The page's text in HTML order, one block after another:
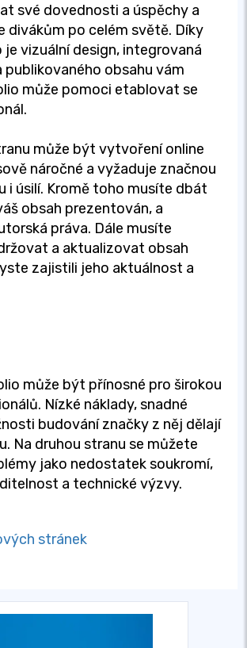
své dovednosti a úspěchy a
divákům po celém světě. Díky
vizuální design, integrovaná
publikovaného obsahu vám
může pomoci etablovat se
může být vytvoření online
náročné a vyžaduje značnou
i úsilí. Kromě toho musíte dbát
obsah prezentován, a
práva. Dále musíte
a aktualizovat obsah
zajistili jeho aktuálnost a
může být přínosné pro širokou
Nízké náklady, snadné
budování značky z něj dělají
Na druhou stranu se můžete
jako nedostatek soukromí,
a technické výzvy.
stránek